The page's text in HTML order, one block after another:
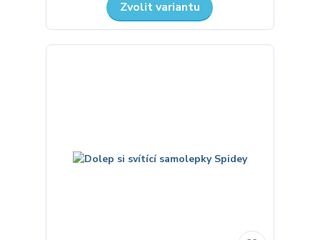
Zvolit variantu